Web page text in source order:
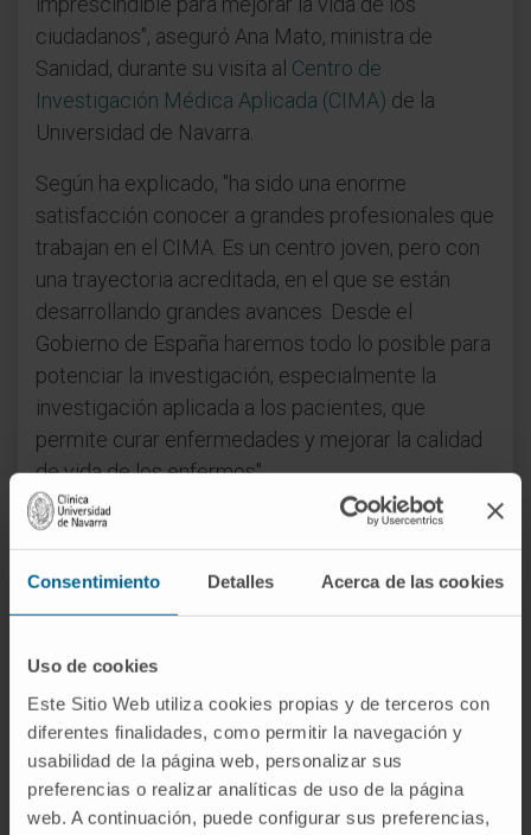
Consentimiento Detalles Acerca de las cookies
Uso de cookies
Este Sitio Web utiliza cookies propias y de terceros con
diferentes finalidades, como permitir la navegación y
usabilidad de la página web, personalizar sus
preferencias o realizar analíticas de uso de la página
web. A continuación, puede configurar sus preferencias,
ciudadanos", aseguró Ana Mato, ministra de
Sanidad, durante su visita al Centro de
Investigación Médica Aplicada (CIMA) de la
Universidad de Navarra.
Según ha explicado, "ha sido una enorme
satisfacción conocer a grandes profesionales que
trabajan en el CIMA. Es un centro joven, pero con
una trayectoria acreditada, en el que se están
desarrollando grandes avances. Desde el
Gobierno de España haremos todo lo posible para
potenciar la investigación, especialmente la
investigación aplicada a los pacientes, que
permite curar enfermedades y mejorar la calidad
de vida de los enfermos".
La ministra Mato tuvo oportunidad de conocer las
líneas de investigación en Hepatología y
Proteómica, que dirigen los doctoresMatías
ÁvilayFernando Corrales. A continuación, los
sólidos y hematológicos. Finalmente, laDra.
María José Calasanz, directora de UNAV-CIMA
LAB Diagnostics, le presentó esta nueva unidad
de diagnóstico genético de la Universidad de